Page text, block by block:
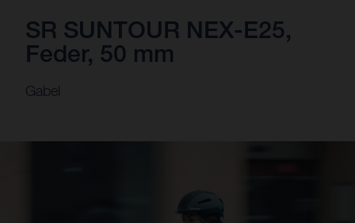
SR SUNTOUR NEX-E25,
Feder, 50 mm
Gabel